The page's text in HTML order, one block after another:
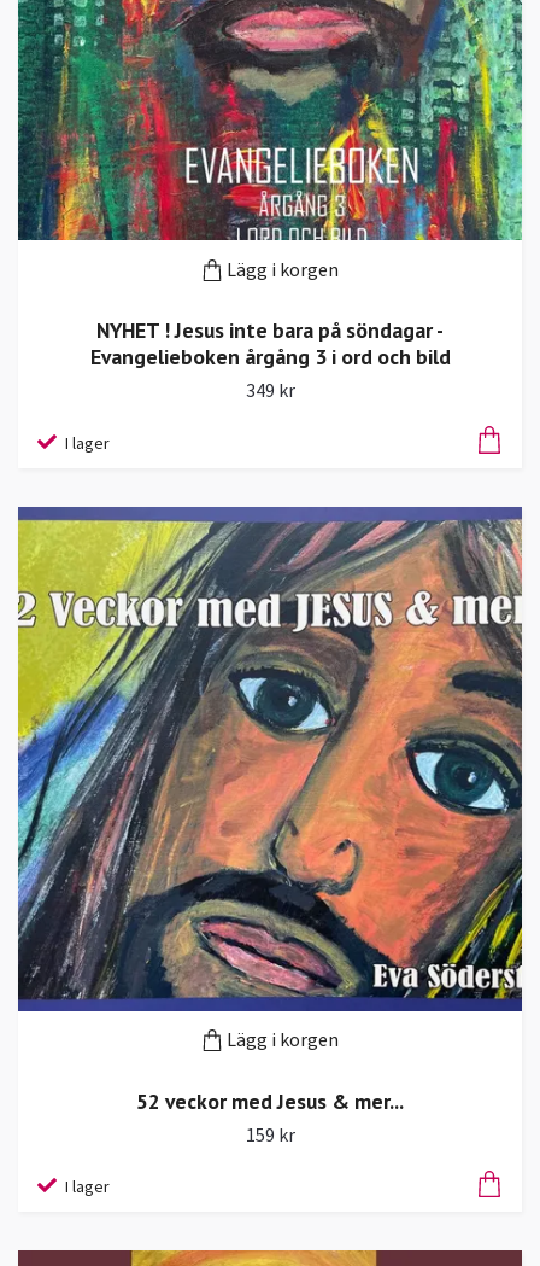
Lägg i korgen
NYHET ! Jesus inte bara på söndagar -
Evangelieboken årgång 3 i ord och bild
349 kr
I lager
Lägg i korgen
52 veckor med Jesus & mer...
159 kr
I lager